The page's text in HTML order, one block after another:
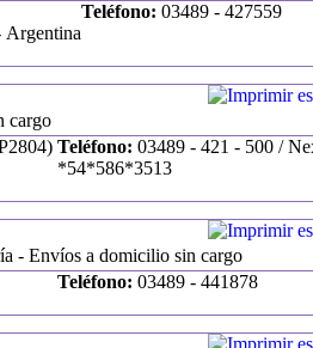
Argentina
Teléfono: 03489 - 427559
cargo
Teléfono: 03489 - 421 - 500 /
*54*586*3513
- Envíos a domicilio sin cargo
Teléfono: 03489 - 441878